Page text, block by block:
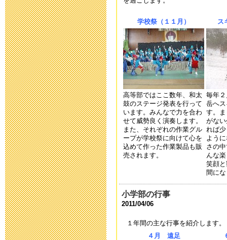
第32回 公開
2023年6月14日
教育ボランテ
2023年5月11日
保健関係書類
2023年4月14日
研究中間報告
2023年3月20日
研究中間報告
2023年1月27日
学校祭（１１月） ス
高等部ではここ数年、和太
鼓のステージ発表を行って
います。みんなで力を合わ
せて威勢良く演奏します。
また、それぞれの作業グル
ープが学校祭に向けて心を
込めて作った作業製品も販
売されます。
毎年
岳へ
す。
がな
れば
よう
さの
んな
笑顔
間に
小学部の行事
2011/04/06
１年間の主な行事を紹介します。
４月 遠足